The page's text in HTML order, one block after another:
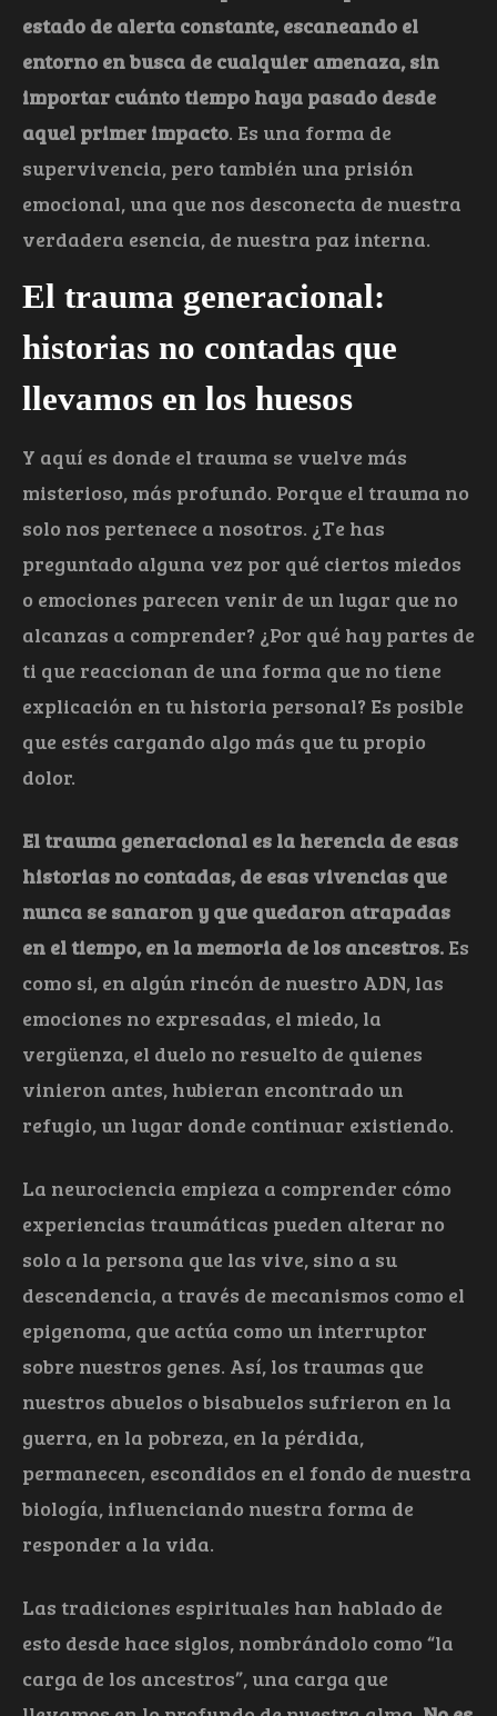
estado de alerta constante, escaneando el
entorno en busca de cualquier amenaza, sin
importar cuánto tiempo haya pasado desde
aquel primer impacto. Es una forma de
supervivencia, pero también una prisión
emocional, una que nos desconecta de nuestra
verdadera esencia, de nuestra paz interna.
El trauma generacional:
historias no contadas que
llevamos en los huesos
Y aquí es donde el trauma se vuelve más
misterioso, más profundo. Porque el trauma no
solo nos pertenece a nosotros. ¿Te has
preguntado alguna vez por qué ciertos miedos
o emociones parecen venir de un lugar que no
alcanzas a comprender? ¿Por qué hay partes de
ti que reaccionan de una forma que no tiene
explicación en tu historia personal? Es posible
que estés cargando algo más que tu propio
dolor.
El trauma generacional es la herencia de esas
historias no contadas, de esas vivencias que
nunca se sanaron y que quedaron atrapadas
en el tiempo, en la memoria de los ancestros. Es
como si, en algún rincón de nuestro ADN, las
emociones no expresadas, el miedo, la
vergüenza, el duelo no resuelto de quienes
vinieron antes, hubieran encontrado un
refugio, un lugar donde continuar existiendo.
La neurociencia empieza a comprender cómo
experiencias traumáticas pueden alterar no
solo a la persona que las vive, sino a su
descendencia, a través de mecanismos como el
epigenoma, que actúa como un interruptor
sobre nuestros genes. Así, los traumas que
nuestros abuelos o bisabuelos sufrieron en la
guerra, en la pobreza, en la pérdida,
permanecen, escondidos en el fondo de nuestra
biología, influenciando nuestra forma de
responder a la vida.
Las tradiciones espirituales han hablado de
esto desde hace siglos, nombrándolo como “la
carga de los ancestros”, una carga que